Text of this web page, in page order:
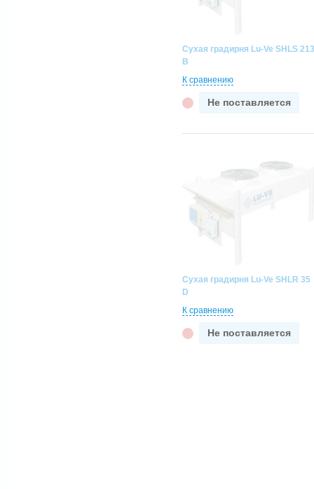
Сухая градирня Lu-Ve SHLS 213
B
К сравнению
Не поставляется
Сухая градирня Lu-Ve SHLR 35
D
К сравнению
Не поставляется